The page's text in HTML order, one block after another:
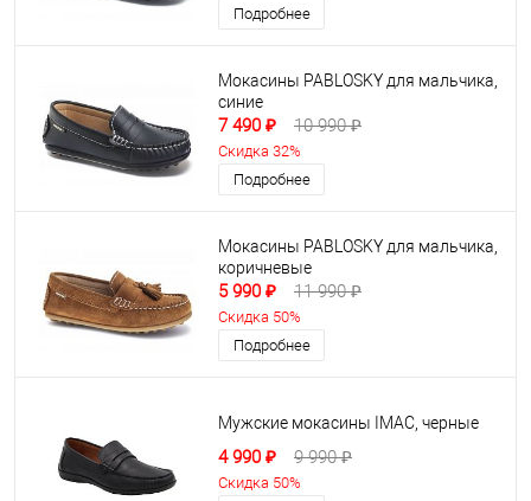
Подробнее
Мокасины PABLOSKY для мальчика,
синие
7 490 ₽ 10 990 ₽
Скидка 32%
Подробнее
Мокасины PABLOSKY для мальчика,
коричневые
5 990 ₽ 11 990 ₽
Скидка 50%
Подробнее
Мужские мокасины IMAC, черные
4 990 ₽ 9 990 ₽
Скидка 50%